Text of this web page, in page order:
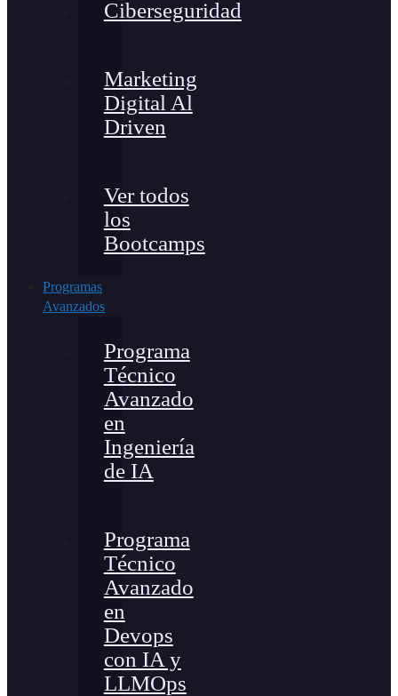
Ciberseguridad
Marketing
Digital Al
Driven
Ver todos
los
Bootcamps
Programas
Avanzados
Programa
Técnico
Avanzado
en
Ingeniería
de IA
Programa
Técnico
Avanzado
en
Devops
con IA y
LLMOps